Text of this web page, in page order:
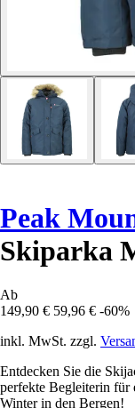
Peak
Skiparka
Ab
149,90 € 59,96 € -60%
inkl. MwSt. zzgl.
Entdecken Sie die
perfekte Begleiterin für
Winter in den Bergen!